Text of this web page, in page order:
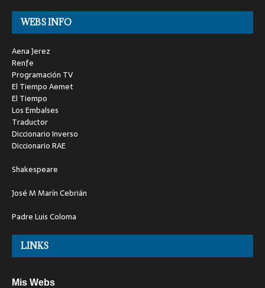
WEBS INFO
Aena Jerez
Renfe
Programación TV
El Tiempo Aemet
El Tiempo
Los Embalses
Traductor
Diccionario Inverso
Diccionario RAE
Shakespeare
José M Marín Cebrián
Padre Luis Coloma
LINKS
Mis Webs